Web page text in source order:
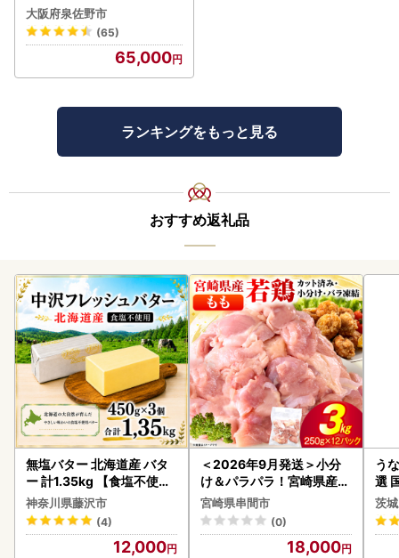
製造 FN-Limited-PR
大阪府泉佐野市
(65)
65,000
ランキングをもっと見る
おすすめ返礼品
無塩バター 北海道産 バタ
ー 計1.35kg 【食塩不使用
】
神奈川県藤沢市
(4)
12,000
＜2026年9月発送＞小分
け＆パラパラ！宮崎県産鶏
ももカット合計3kg_K043
-009-2609
宮崎県串間市
(0)
18,000
う
選
付
あ
人
茨